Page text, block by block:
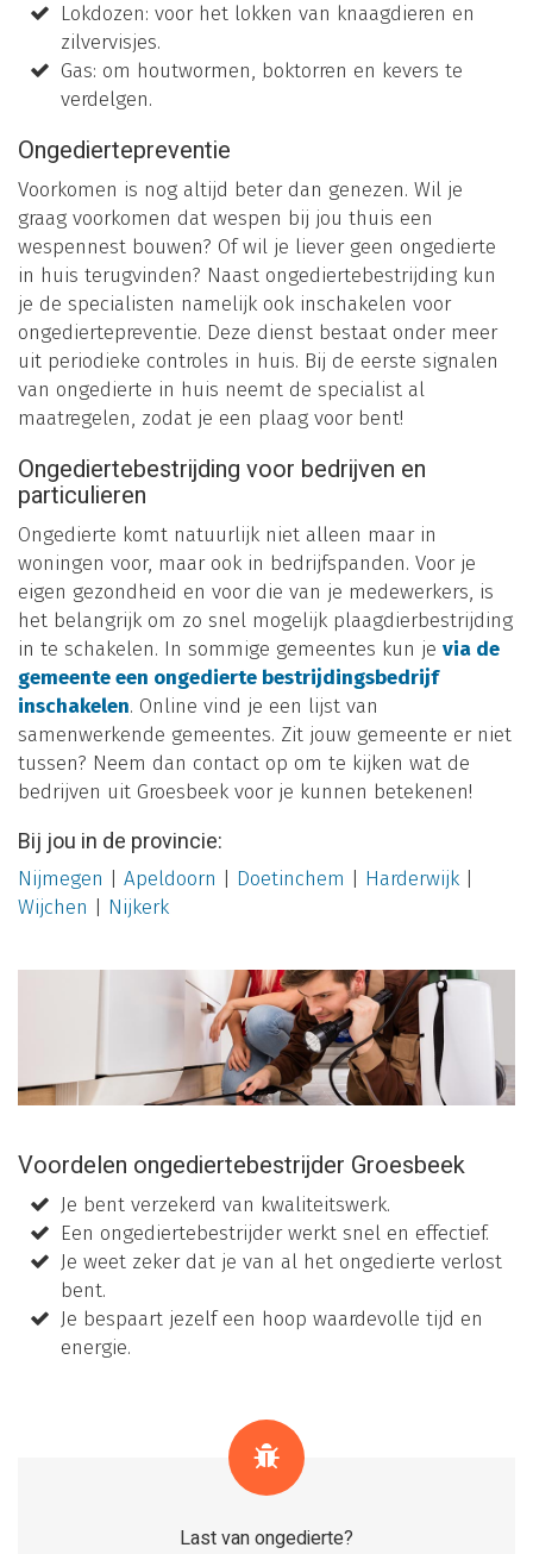
Lokdozen: voor het lokken van knaagdieren en
zilvervisjes.
Gas: om houtwormen, boktorren en kevers te
verdelgen.
Ongediertepreventie
Voorkomen is nog altijd beter dan genezen. Wil je
graag voorkomen dat wespen bij jou thuis een
wespennest bouwen? Of wil je liever geen ongedierte
in huis terugvinden? Naast ongediertebestrijding kun
je de specialisten namelijk ook inschakelen voor
ongediertepreventie. Deze dienst bestaat onder meer
uit periodieke controles in huis. Bij de eerste signalen
van ongedierte in huis neemt de specialist al
maatregelen, zodat je een plaag voor bent!
Ongediertebestrijding voor bedrijven en
particulieren
Ongedierte komt natuurlijk niet alleen maar in
woningen voor, maar ook in bedrijfspanden. Voor je
eigen gezondheid en voor die van je medewerkers, is
het belangrijk om zo snel mogelijk plaagdierbestrijding
in te schakelen. In sommige gemeentes kun je via de
gemeente een ongedierte bestrijdingsbedrijf
inschakelen. Online vind je een lijst van
samenwerkende gemeentes. Zit jouw gemeente er niet
tussen? Neem dan contact op om te kijken wat de
bedrijven uit Groesbeek voor je kunnen betekenen!
Bij jou in de provincie:
Nijmegen Apeldoorn Doetinchem Harderwijk
Wijchen
Nijkerk
Voordelen ongediertebestrijder Groesbeek
Je bent verzekerd van kwaliteitswerk.
Een ongediertebestrijder werkt snel en effectief.
Je weet zeker dat je van al het ongedierte verlost
bent.
Je bespaart jezelf een hoop waardevolle tijd en
energie.
Last van ongedierte?